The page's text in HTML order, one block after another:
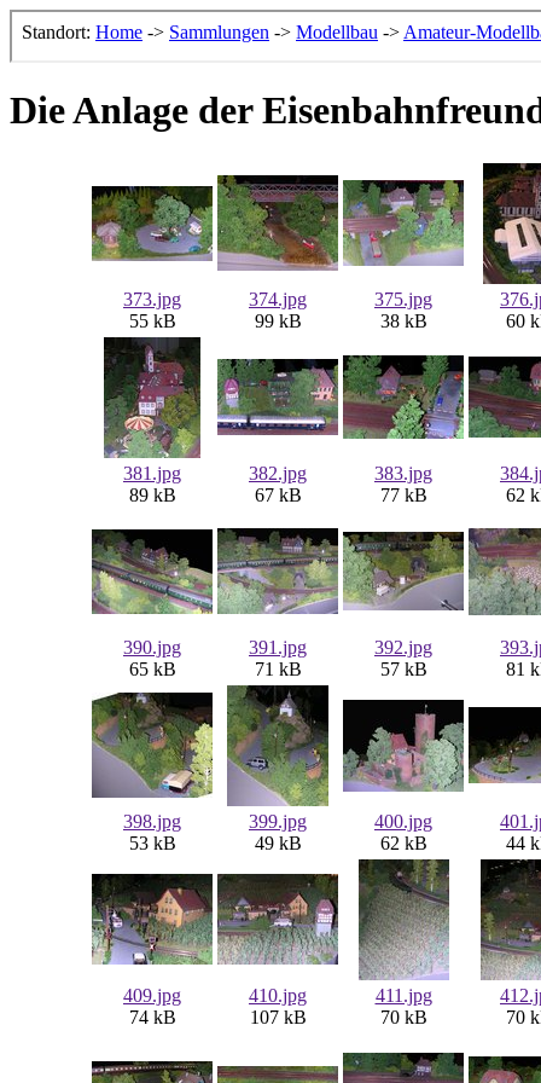
Die Anlage der
373.jpg
55 kB
374.jpg
99 kB
375.jpg
38 kB
60
381.jpg
89 kB
382.jpg
67 kB
383.jpg
77 kB
62
390.jpg
65 kB
391.jpg
71 kB
392.jpg
57 kB
81
398.jpg
53 kB
399.jpg
49 kB
400.jpg
62 kB
44
409.jpg
74 kB
410.jpg
107 kB
411.jpg
70 kB
70